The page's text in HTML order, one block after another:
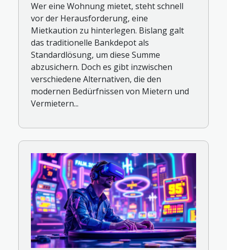
Wer eine Wohnung mietet, steht schnell
vor der Herausforderung, eine
Mietkaution zu hinterlegen. Bislang galt
das traditionelle Bankdepot als
Standardlösung, um diese Summe
abzusichern. Doch es gibt inzwischen
verschiedene Alternativen, die den
modernen Bedürfnissen von Mietern und
Vermietern...